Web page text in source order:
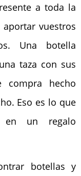
a toda la
vuestros
Una botella
taza con sus
hecho
Eso es lo que
en un regalo
botellas y